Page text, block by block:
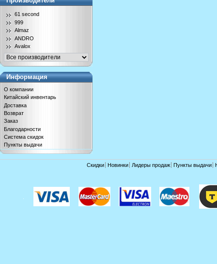
61 second
999
Almaz
ANDRO
Avalox
Информация
О компании
Китайский инвентарь
Доставка
Возврат
Заказ
Благодарности
Система скидок
Пункты выдачи
Скидки Новинки Лидеры продаж Пункты выдачи